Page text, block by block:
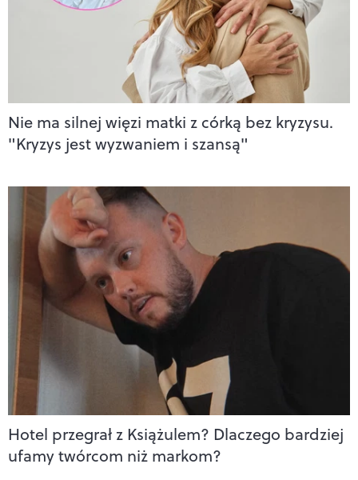
Nie ma silnej więzi matki z córką bez kryzysu.
"Kryzys jest wyzwaniem i szansą"
Hotel przegrał z Książulem? Dlaczego bardziej
ufamy twórcom niż markom?